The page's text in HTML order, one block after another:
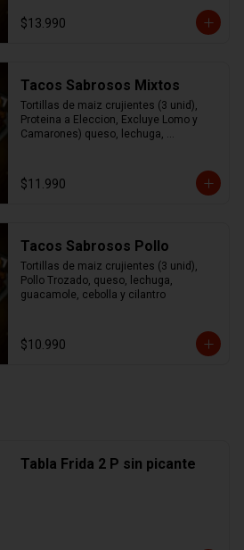
$13.990
Tacos Sabrosos Mixtos
Tortillas de maiz crujientes (3 unid),
Proteina a Eleccion, Excluye Lomo y
Camarones) queso, lechuga,
$11.990
Tacos Sabrosos Pollo
Tortillas de maiz crujientes (3 unid),
Pollo Trozado, queso, lechuga,
guacamole, cebolla y cilantro
$10.990
Tabla Frida 2 P sin picante